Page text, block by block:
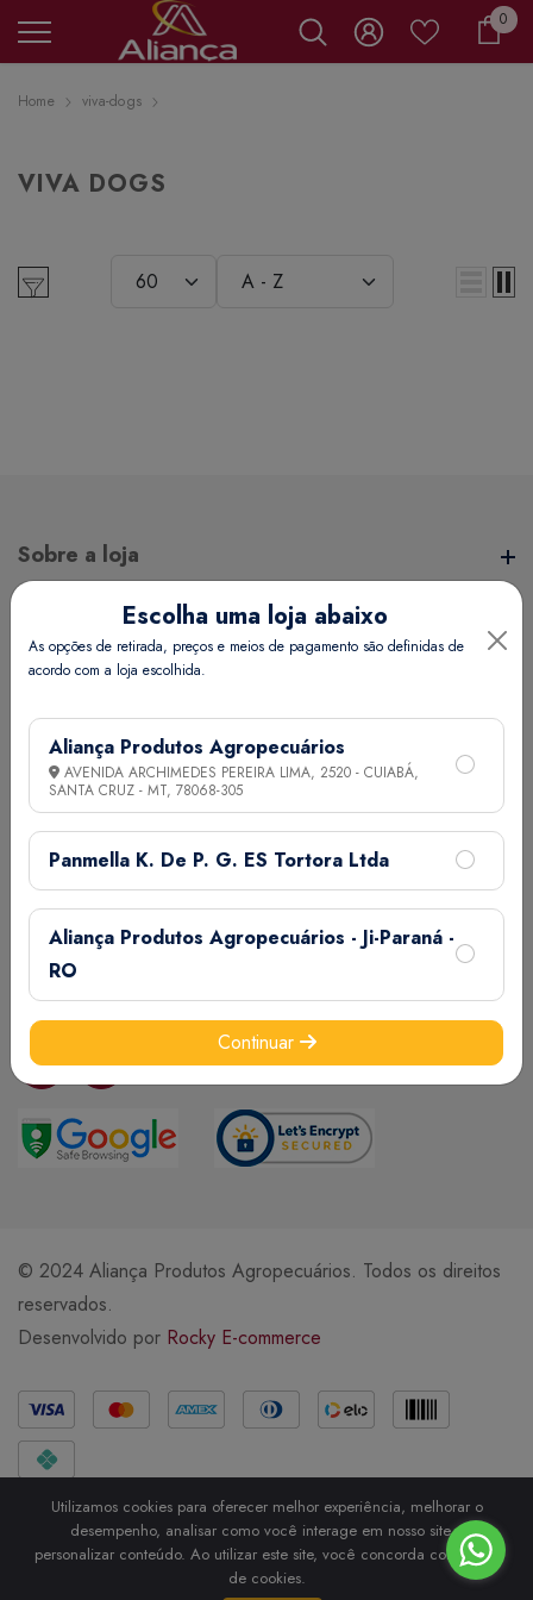
00
Home viva-dogs
VIVA DOGS
Sobre a loja
A Aliança Distribuidora é referência no mercado de
distribuição comercial, mantendo com seus clientes e
realizando assim uma aliança de sucesso.
Endereço da Loja
, - - - ,
Informações
Termos de Uso
Política de Privacidade
Ajuda
Minha Conta
Meus Pedidos
Meus Favoritos
Email:
© 2024 Aliança Produtos Agropecuários. Todos os direitos
reservados.
Desenvolvido por Rocky E-commerce
Métodos de Pagamento
Escolha uma loja abaixo
As opções de retirada, preços e meios de pagamento são definidas de
acordo com a loja escolhida.
Aliança Produtos Agropecuários
AVENIDA ARCHIMEDES PEREIRA LIMA, 2520 - CUIABÁ,
SANTA CRUZ - MT, 78068-305
Panmella K. De P. G. ES Tortora Ltda
Aliança Produtos Agropecuários - Ji-Paraná -
RO
Continuar
Utilizamos cookies para oferecer melhor experiência, melhorar o
desempenho, analisar como você interage em nosso site e
personalizar conteúdo. Ao utilizar este site, você concorda com o uso
de cookies.